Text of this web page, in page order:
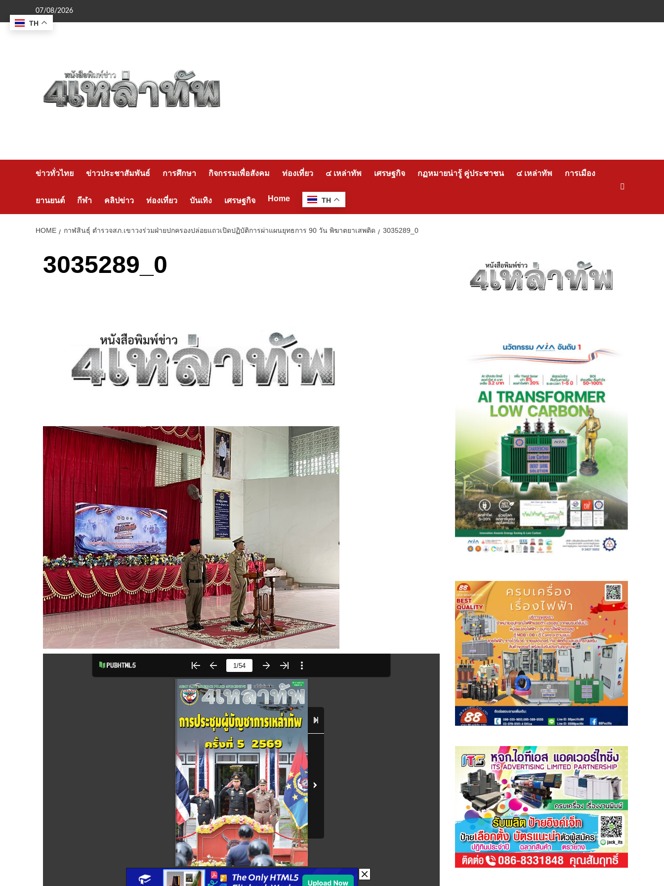
content
07/08/2026
ข่าวทั่วไทย ข่าวประชาสัมพันธ์ การศึกษา กิจกรรมเพื่อสังคม ท่องเที่ยว ๔ เหล่าทัพ เศรษฐกิจ กฏหมายน่ารู้ คู่ประชาชน ๔ เหล่าทัพ การเมือง
ยานยนต์ กีฬา คลิปข่าว ท่องเที่ยว บันเทิง เศรษฐกิจ Home TH
HOME กาฬสินธุ์ ตำรวจสภ.เขาวงร่วมฝ่ายปกครองปล่อยแถวเปิดปฏิบัติการผ่าแผนยุทธการ 90 วัน พิฆาตยาเสพติด 3035289_0
3035289_0
TH